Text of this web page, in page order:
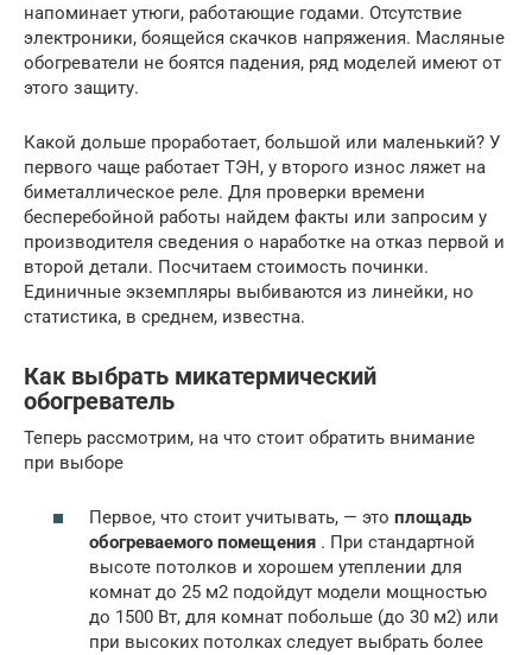
напоминает утюги, работающие годами. Отсутствие
электроники, боящейся скачков напряжения. Масляные
обогреватели не боятся падения, ряд моделей имеют от
этого защиту.
Какой дольше проработает, большой или маленький? У
первого чаще работает ТЭН, у второго износ ляжет на
биметаллическое реле. Для проверки времени
бесперебойной работы найдем факты или запросим у
производителя сведения о наработке на отказ первой и
второй детали. Посчитаем стоимость починки.
Единичные экземпляры выбиваются из линейки, но
статистика, в среднем, известна.
Как выбрать микатермический
обогреватель
Теперь рассмотрим, на что стоит обратить внимание
при выборе
Первое, что стоит учитывать, — это площадь
обогреваемого помещения . При стандартной
высоте потолков и хорошем утеплении для
комнат до 25 м2 подойдут модели мощностью
до 1500 Вт, для комнат побольше (до 30 м2) или
при высоких потолках следует выбрать более